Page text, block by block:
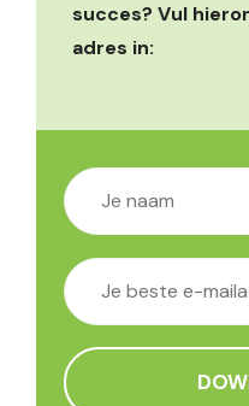
succes? Vul
adres in: